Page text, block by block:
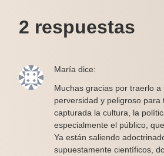
2 respuestas
María dice:
Muchas gracias por traerlo
perversidad y peligroso
capturada la cultura, la
especialmente el público,
Ya están saliendo
supuestamente científicos,